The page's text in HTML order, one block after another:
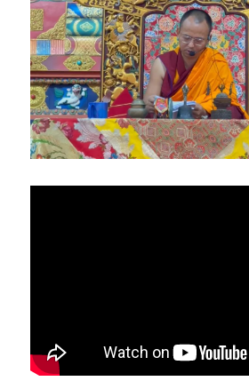
活動集錦
加入義工
嘎檔分會
台灣
亞洲
美洲
聯絡我們
立即捐款